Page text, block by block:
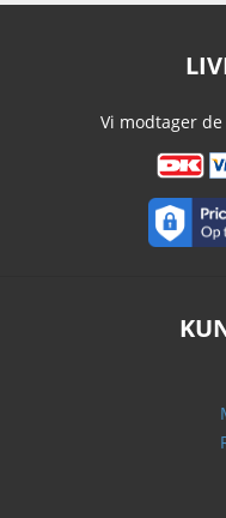
Vi modtager